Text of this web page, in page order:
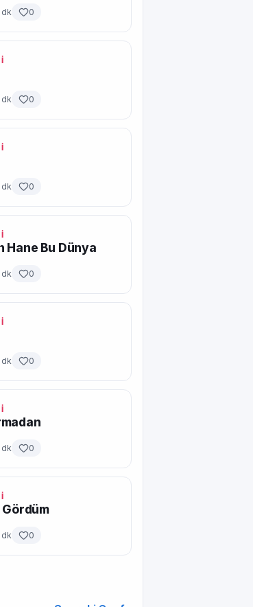
dk 0
dk 0
dk 0
Hane Bu Dünya
dk 0
dk 0
dk 0
Gördüm
dk 0